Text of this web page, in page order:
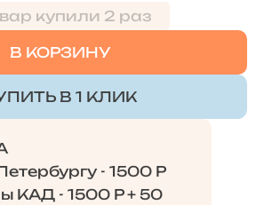
купили 2 раз
В КОРЗИНУ
В 1 КЛИК
- 1500 Р
КАД - 1500 Р + 50